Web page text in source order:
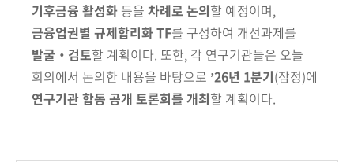
기후금융 활성화 등을 차례로 논의할 예정이며,
금융업권별 규제합리화 TF를 구성하여 개선과제를
발굴‧ 검토할 계획이다. 또한, 각 연구기관들은 오늘
회의에서 논의한 내용을 바탕으로 ʼ26년 1분기(잠정)에
연구기관 합동 공개 토론회를 개최할 계획이다.